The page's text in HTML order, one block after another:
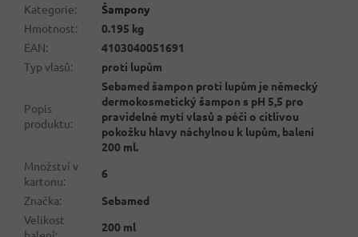
Kategorie:
Šampony
Hmotnost:
0.195 kg
EAN:
4103040051691
Typ vlasů: proti lupům
Popis
produktu:
Sebamed šampon proti lupům je německý
dermokosmetický šampon s pH 5,5 pro
pravidelné mytí vlasů a péči o citlivou
pokožku hlavy náchylnou k lupům, balení
200 ml.
Množství v
kartonu:
6
Značka:
Sebamed
Velikost
200 ml